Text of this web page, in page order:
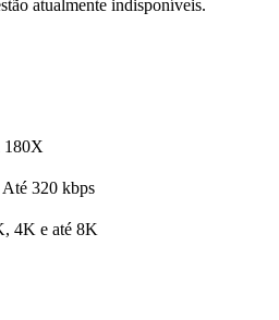
atualmente indisponíveis.
180X
320 kbps
4K e até 8K